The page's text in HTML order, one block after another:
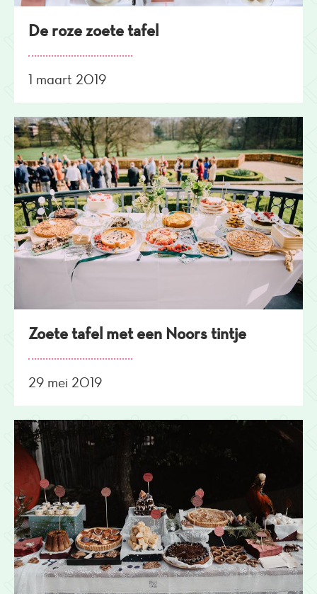
De roze zoete tafel
1 maart 2019
Zoete tafel met een Noors tintje
29 mei 2019